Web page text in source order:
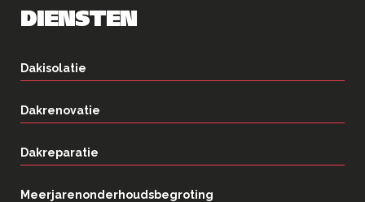
DIENSTEN
Dakisolatie
Dakrenovatie
Dakreparatie
Meerjarenonderhoudsbegroting